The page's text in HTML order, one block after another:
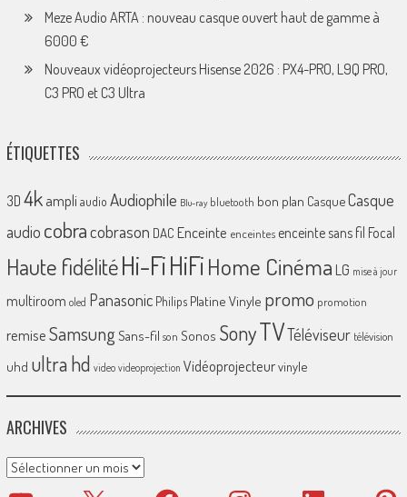
Meze Audio ARTA : nouveau casque ouvert haut de gamme à
6000 €
Nouveaux vidéoprojecteurs Hisense 2026 : PX4-PRO, L9Q PRO,
C3 PRO et C3 Ultra
ÉTIQUETTES
3D 4k ampliaudio Audiophile Blu-ray bluetooth bon plan CasqueCasque
audio cobracobrason DAC Enceinte enceintes enceinte sans fil Focal
Haute fidélitéHi-FiHiFiHome Cinéma LG mise à jour
multiroom oled Panasonic Philips Platine Vinyle promo promotion
remiseSamsungSans-fil son Sonos SonyTVTéléviseur télévision
uhd ultra hd video videoprojection Vidéoprojecteurvinyle
ARCHIVES
Archives